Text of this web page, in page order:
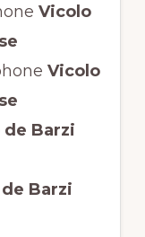
Vicolo
Vicolo
Barzi
Barzi